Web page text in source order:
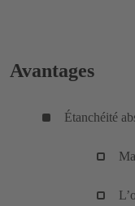
Avantages
Étanchéité